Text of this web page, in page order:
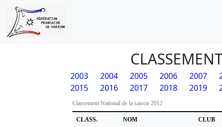
2003 2004 2005 2006 2007
2015
2016 2017 2018 2019
Classement National de la saison 2012
CLASS. NOM CLUB